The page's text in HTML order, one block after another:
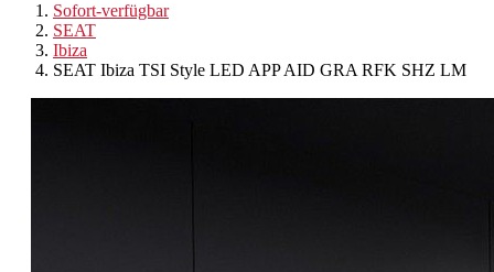
Sofort-verfügbar
SEAT
Ibiza
SEAT Ibiza TSI Style LED APP AID GRA RFK SHZ LM